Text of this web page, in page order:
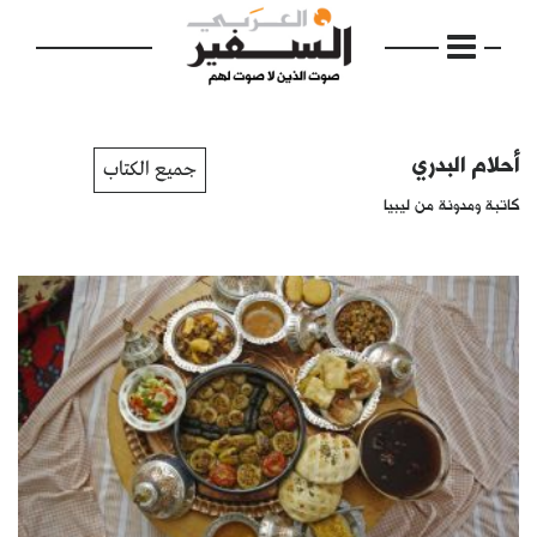
مواضيع
إفتتاحية
فكرة
دفاتر
بالصورة
أحلام البدري
كاتبة ومدونة من ليبيا
جميع الكتاب